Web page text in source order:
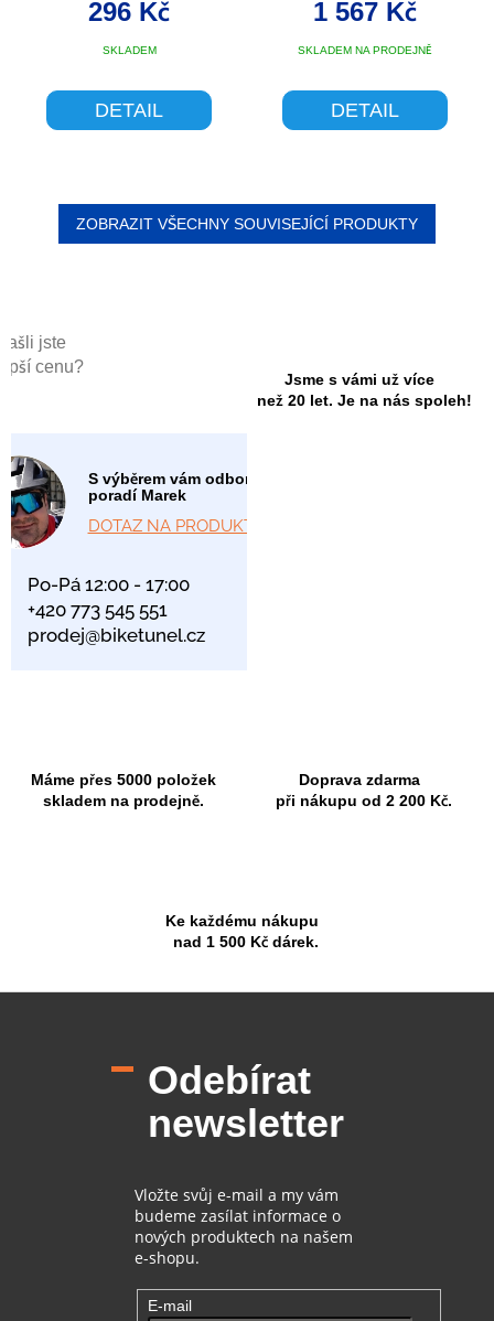
jste
cenu?
S výběrem vám odborně
poradí Marek
DOTAZ NA PRODUKT
Po-Pá 12:00 - 17:00
+420 773 545 551
prodej@biketunel.cz
Jsme s vámi už více
než 20 let. Je na nás spoleh!
Máme přes 5000 položek
skladem na prodejně.
Doprava zdarma
při nákupu od 2 200 Kč.
Ke každému nákupu
nad 1 500 Kč dárek.
SKLADEM
296 Kč
DETAIL
SKLADEM NA PRODEJNĚ
1 567 Kč
DETAIL
ZOBRAZIT VŠECHNY SOUVISEJÍCÍ PRODUKTY
Odebírat
newsletter
Vložte svůj e-mail a my vám
budeme zasílat informace o
nových produktech na našem
e-shopu.
E-mail